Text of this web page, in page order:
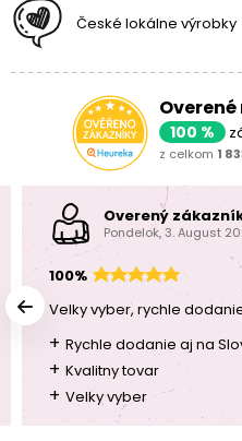
České lokálne výrobky
100 %
z celkom 1
Overený
Pondelok, 3. August
100%
Velky vyber, rychle
+ Rychle dodanie aj na
+ Kvalitny tovar
+ Velky vyber